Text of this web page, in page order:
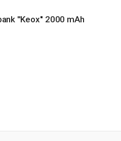
''Keox'' 2000 mAh